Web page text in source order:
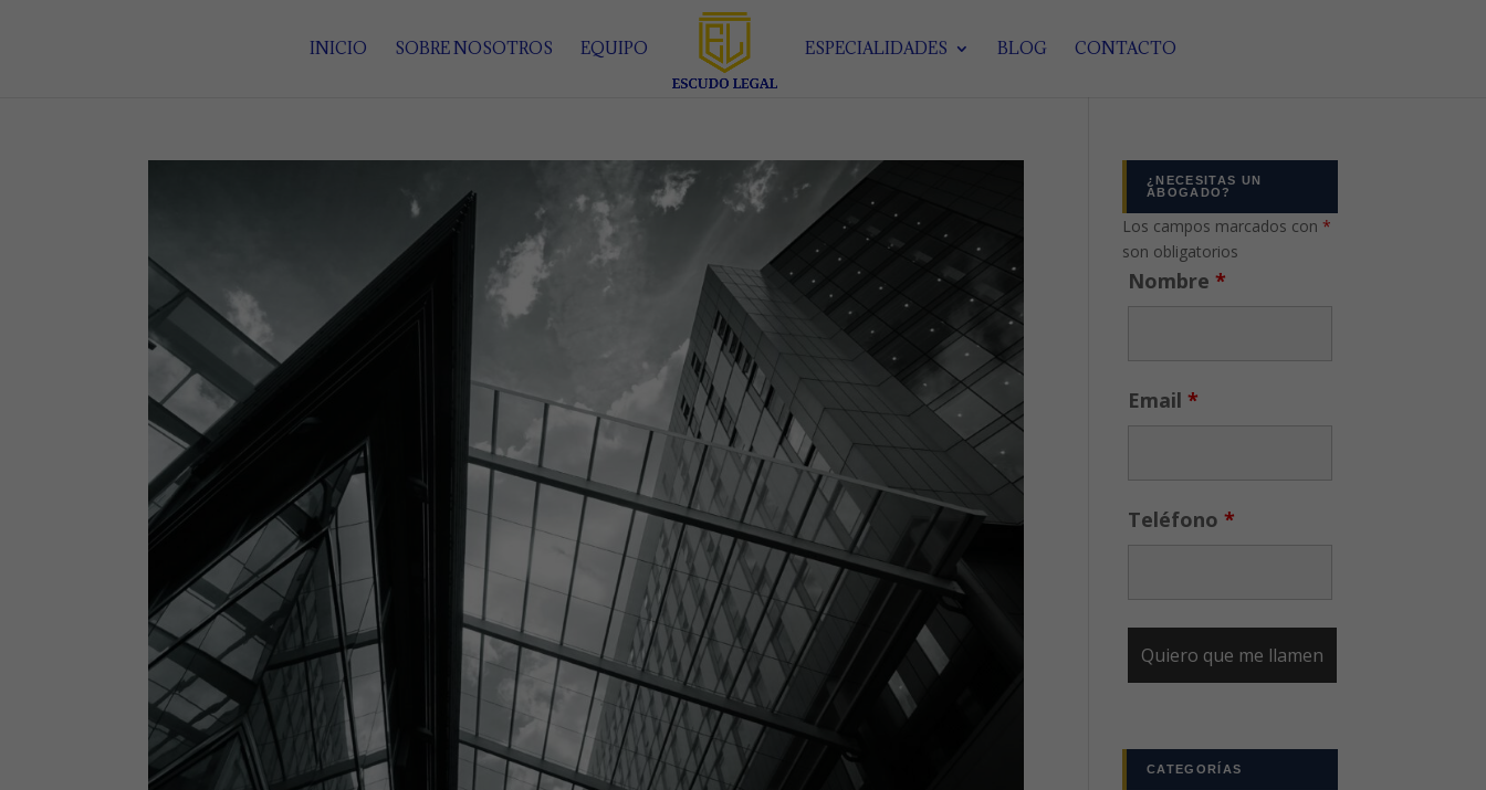
INICIO SOBRE NOSOTROS EQUIPO ESPECIALIDADES BLOG CONTACTO
¿NECESITAS UN
ABOGADO?
Los campos marcados con*
son obligatorios
Nombre*
Email*
Teléfono*
CATEGORÍAS